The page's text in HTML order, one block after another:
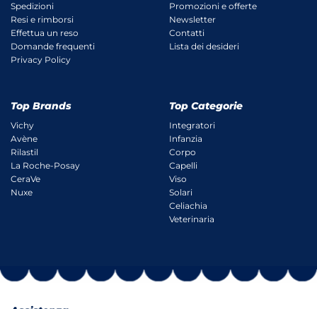
Spedizioni
Resi e rimborsi
Effettua un reso
Domande frequenti
Privacy Policy
Promozioni e offerte
Newsletter
Contatti
Lista dei desideri
Top Brands
Vichy
Avène
Rilastil
La Roche-Posay
CeraVe
Nuxe
Top Categorie
Integratori
Infanzia
Corpo
Capelli
Viso
Solari
Celiachia
Veterinaria